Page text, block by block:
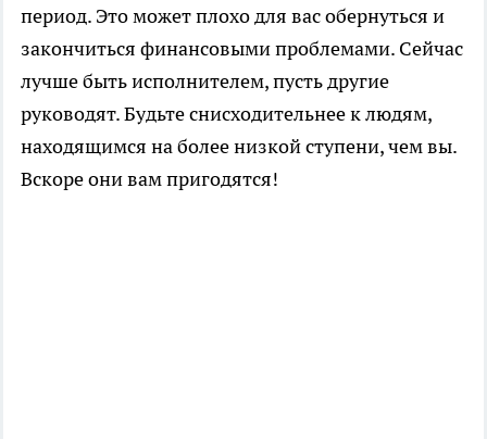
период. Это может плохо для вас обернуться и
закончиться финансовыми проблемами. Сейчас
лучше быть исполнителем, пусть другие
руководят. Будьте снисходительнее к людям,
находящимся на более низкой ступени, чем вы.
Вскоре они вам пригодятся!